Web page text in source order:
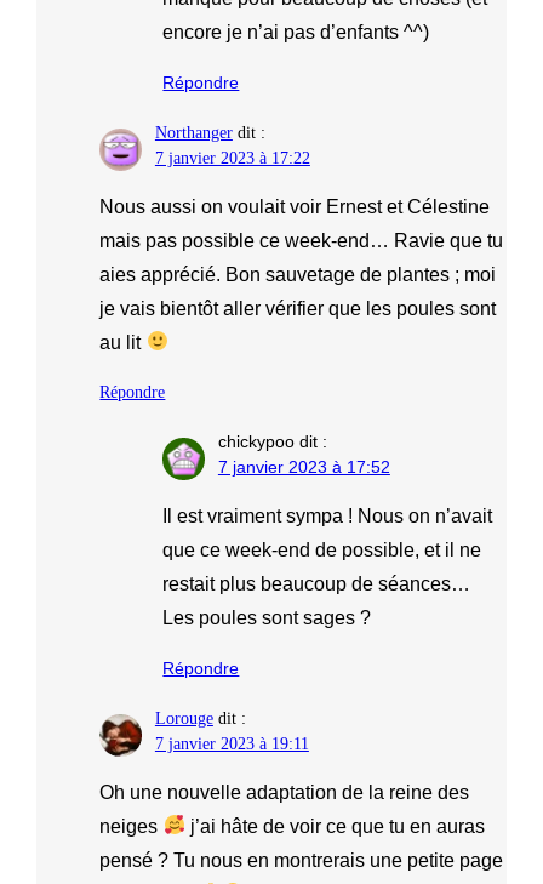
encore je n’ai pas d’enfants ^^)
Répondre
Northanger dit :
7 janvier 2023 à 17:22
Nous aussi on voulait voir Ernest et Célestine
mais pas possible ce week-end… Ravie que tu
aies apprécié. Bon sauvetage de plantes ; moi
je vais bientôt aller vérifier que les poules sont
au lit
Répondre
chickypoo dit :
7 janvier 2023 à 17:52
Il est vraiment sympa ! Nous on n’avait
que ce week-end de possible, et il ne
restait plus beaucoup de séances…
Les poules sont sages ?
Répondre
Lorouge dit :
7 janvier 2023 à 19:11
Oh une nouvelle adaptation de la reine des
neiges
j’ai hâte de voir ce que tu en auras
pensé ? Tu nous en montrerais une petite page